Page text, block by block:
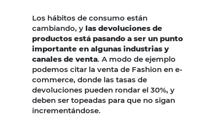
Los hábitos de consumo están
cambiando, y las devoluciones de
productos está pasando a ser un punto
importante en algunas industrias y
canales de venta. A modo de ejemplo
podemos citar la venta de Fashion en e-
commerce, donde las tasas de
devoluciones pueden rondar el 30%, y
deben ser topeadas para que no sigan
incrementándose.